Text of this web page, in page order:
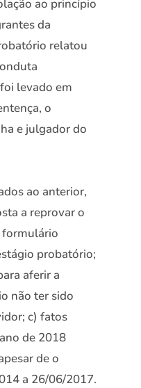
ao princípio
da
relatou
levado em
o
e julgador do
ao anterior,
a reprovar o
formulário
probatório;
aferir a
não ter sido
c) fatos
de 2018
de o
a 26/06/2017.